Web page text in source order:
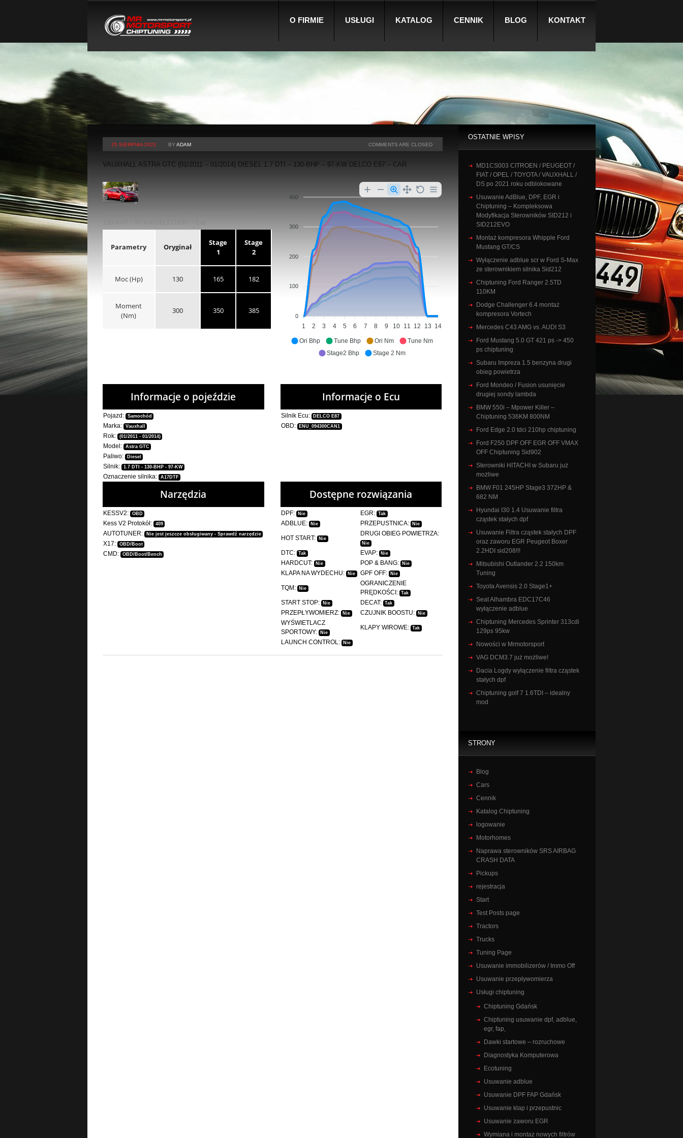
O FIRMIE USŁUGI KATALOG CENNIK BLOG KONTAKT
25 SIERPNIA 2022 BY ADAM COMMENTS ARE CLOSED
VAUXHALL ASTRA GTC (01/2011 – 01/2014) DIESEL 1.7 DTI – 130-BHP – 97-KW DELCO E87 – CAR
Parametry Oryginał
Stage
1
Stage
2
Moc (Hp) 130 165 182
Moment
(Nm)
300 350 385
400
300
200
100
0
1 2 3 4 5 6 7 8 9 10 11 12 13 14
Ori Bhp Tune Bhp Ori Nm
Tune Nm
Stage2 Bhp
Stage 2 Nm
Informacje o pojeździe
Pojazd: Samochód
Marka: Vauxhall
Rok: (01/2011 - 01/2014)
Model: Astra GTC
Paliwo: Diesel
Silnik: 1.7 DTI - 130-BHP - 97-KW
Oznaczenie silnika: A17DTF
Informacje o Ecu
Silnik Ecu: DELCO E87
OBD: ENU_094300CAN1
Narzędzia
KESSV2: OBD
Kess V2 Protokół: 409
AUTOTUNER: Nie jest jeszcze obsługiwany - Sprawdź narzędzie
X17: OBD/Boot
CMD: OBD/Boot/Bench
Dostępne rozwiązania
DPF: Nie EGR: Tak
ADBLUE: Nie PRZEPUSTNICA: Nie
HOT START: Nie
DRUGI OBIEG POWIETRZA:
Nie
DTC: Tak EVAP: Nie
HARDCUT: Nie POP & BANG: Nie
KLAPA NA WYDECHU: Nie GPF OFF: Nie
TQM: Nie
OGRANICZENIE
PRĘDKOŚCI:
Tak
START STOP: Nie DECAT: Tak
PRZEPŁYWOMIERZ: Nie CZUJNIK BOOSTU: Nie
WYŚWIETLACZ
SPORTOWY:
Nie
KLAPY WIROWE: Tak
LAUNCH CONTROL: Nie
OSTATNIE WPISY
MD1CS003 CITROEN / PEUGEOT /
FIAT / OPEL / TOYOTA / VAUXHALL /
DS po 2021 roku odblokowane
Usuwanie AdBlue, DPF, EGR i
Chiptuning – Kompleksowa
Modyfikacja Sterowników SID212 i
SID212EVO
Montaż kompresora Whipple Ford
Mustang GT/CS
Wyłączenie adblue scr w Ford S-Max
ze sterownikiem silnika Sid212
Chiptuning Ford Ranger 2.5TD
110KM
Dodge Challenger 6.4 montaż
kompresora Vortech
Mercedes C43 AMG vs. AUDI S3
Ford Mustang 5.0 GT 421 ps -> 450
ps chiptuning
Subaru Impreza 1.5 benzyna drugi
obieg powietrza
Ford Mondeo / Fusion usunięcie
drugiej sondy lambda
BMW 550i – Mpower Killer –
Chiptuning 536KM 800NM
Ford Edge 2.0 tdci 210hp chiptuning
Ford F250 DPF OFF EGR OFF VMAX
OFF Chiptuning Sid902
Sterowniki HITACHI w Subaru już
możliwe
BMW F01 245HP Stage3 372HP &
682 NM
Hyundai I30 1.4 Usuwanie filtra
cząstek stałych dpf
Usuwanie Filtra cząstek stałych DPF
oraz zaworu EGR Peugeot Boxer
2.2HDI sid208!!!
Mitsubishi Outlander 2.2 150km
Tuning
Toyota Avensis 2.0 Stage1+
Seat Alhambra EDC17C46
wyłączenie adblue
Chiptuning Mercedes Sprinter 313cdi
129ps 95kw
Nowości w Mrmotorsport
VAG DCM3.7 już możliwe!
Dacia Logdy wyłączenie filtra cząstek
stałych dpf
Chiptuning golf 7 1.6TDI – idealny
mod
STRONY
Blog
Cars
Cennik
Katalog Chiptuning
logowanie
Motorhomes
Naprawa sterowników SRS AIRBAG
CRASH DATA
Pickups
rejestracja
Start
Test Posts page
Tractors
Trucks
Tuning Page
Usuwanie immobilizerów / Immo Off
Usuwanie przepływomierza
Usługi chiptuning
Chiptuning Gdańsk
Chiptuning usuwanie dpf, adblue,
egr, fap,
Dawki startowe – rozruchowe
Diagnostyka Komputerowa
Ecotuning
Usuwanie adblue
Usuwanie DPF FAP Gdańsk
Usuwanie klap i przepustnic
Usuwanie zaworu EGR
Wymiana i montaz nowych filtrów